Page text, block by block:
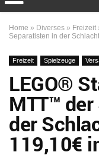
Home » Diverses » Freizeit
Separatisten in der
Freizeit Spielzeuge
LEGO®
MTT™
der
119,10€